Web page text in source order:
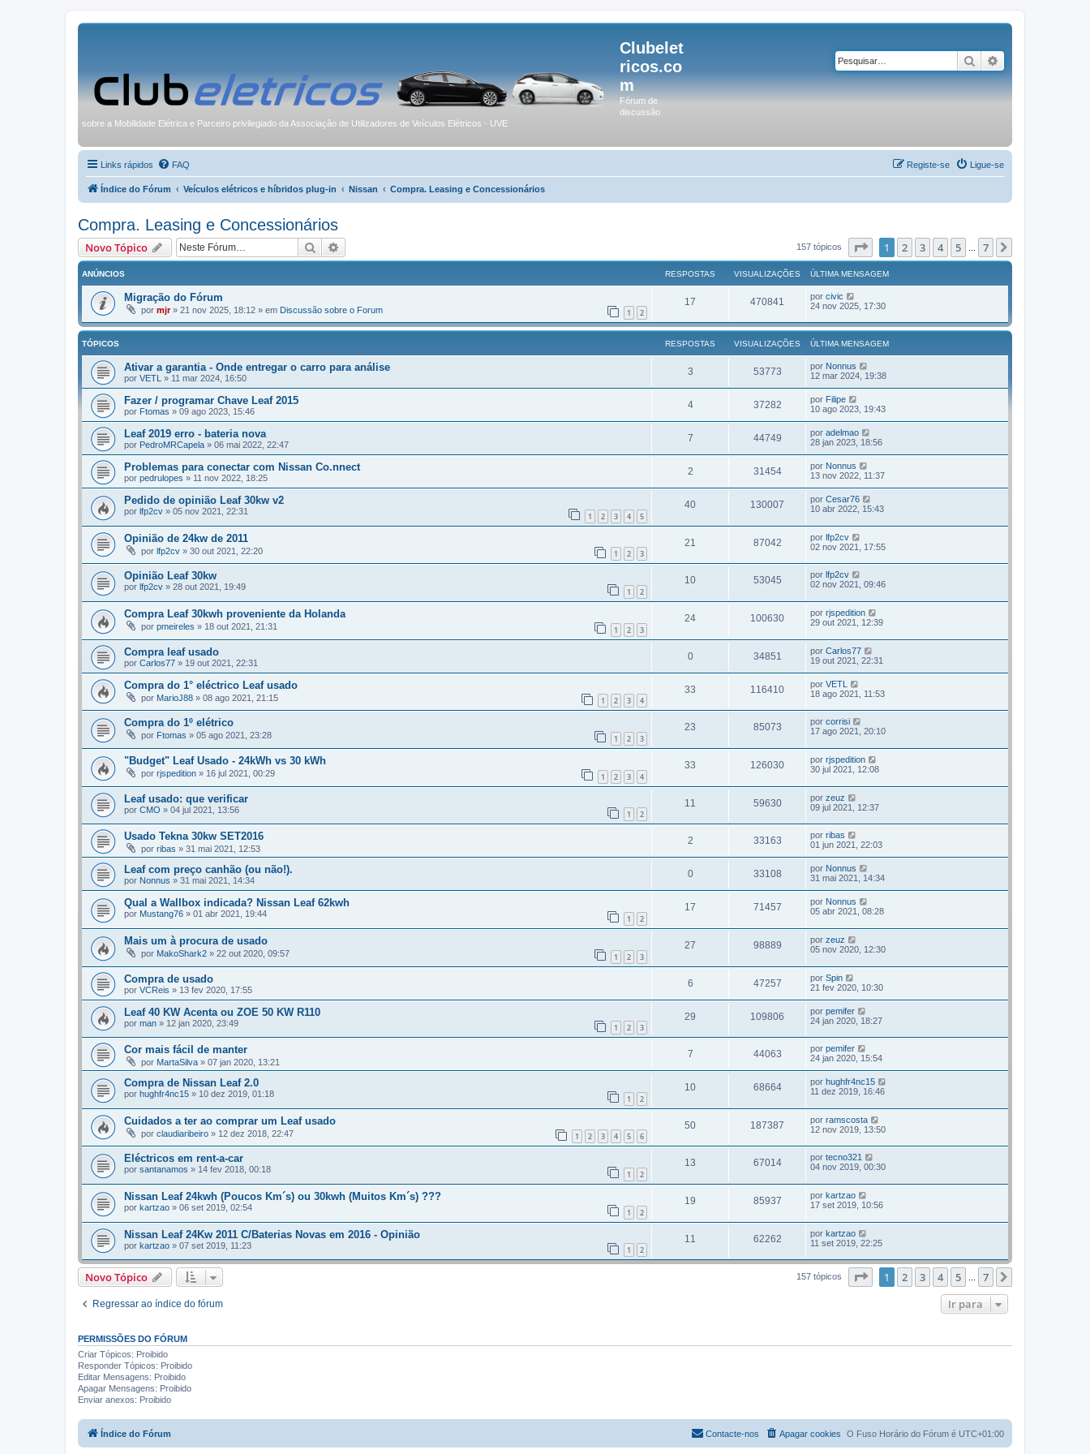
Clubelet
ricos.co
m
Fórum de
discussão
sobre a Mobilidade Elétrica e Parceiro privilegiado da Associação de Utilizadores de Veículos Elétricos - UVE
Pesquisar
Links rápidos FAQ Ligue-se
Registe-se
Índice do Fórum Veículos elétricos e híbridos plug-in Nissan Compra. Leasing e Concessionários
Compra. Leasing e Concessionários
Novo Tópico Pesquisar 157 tópicos Página1 de
1 2 3 4 5 7
ANÚNCIOS RESPOSTAS VISUALIZAÇÕES ÚLTIMA MENSAGEM
Migração do Fórum
por mjr» 21 nov 2025, 18:12 » em Discussão sobre o Forum 1 2
17 470841 por civic
24 nov 2025, 17:30
TÓPICOS RESPOSTAS VISUALIZAÇÕES ÚLTIMA MENSAGEM
Ativar a garantia - Onde entregar o carro para análise
por VETL » 11 mar 2024, 16:50
3 53773 por Nonnus
12 mar 2024, 19:38
Fazer / programar Chave Leaf 2015
por Ftomas » 09 ago 2023, 15:46
4 37282 por Filipe
10 ago 2023, 19:43
Leaf 2019 erro - bateria nova
por PedroMRCapela » 06 mai 2022, 22:47
7 44749 por adelmao
28 jan 2023, 18:56
Problemas para conectar com Nissan Co.nnect
por pedrulopes » 11 nov 2022, 18:25
2 31454 por Nonnus
13 nov 2022, 11:37
Pedido de opinião Leaf 30kw v2
por lfp2cv » 05 nov 2021, 22:31 1 2 3 4 5
40 130007 por Cesar76
10 abr 2022, 15:43
Opinião de 24kw de 2011
por lfp2cv » 30 out 2021, 22:20 1 2 3
21 87042 por lfp2cv
02 nov 2021, 17:55
Opinião Leaf 30kw
por lfp2cv » 28 out 2021, 19:49 1 2
10 53045 por lfp2cv
02 nov 2021, 09:46
Compra Leaf 30kwh proveniente da Holanda
por pmeireles » 18 out 2021, 21:31 1 2 3
24 100630 por rjspedition
29 out 2021, 12:39
Compra leaf usado
por Carlos77 » 19 out 2021, 22:31
0 34851 por Carlos77
19 out 2021, 22:31
Compra do 1° eléctrico Leaf usado
por MarioJ88 » 08 ago 2021, 21:15 1 2 3 4
33 116410 por VETL
18 ago 2021, 11:53
Compra do 1º elétrico
por Ftomas » 05 ago 2021, 23:28 1 2 3
23 85073 por corrisi
17 ago 2021, 20:10
"Budget" Leaf Usado - 24kWh vs 30 kWh
por rjspedition » 16 jul 2021, 00:29 1 2 3 4
33 126030 por rjspedition
30 jul 2021, 12:08
Leaf usado: que verificar
por CMO » 04 jul 2021, 13:56 1 2
11 59630 por zeuz
09 jul 2021, 12:37
Usado Tekna 30kw SET2016
por ribas » 31 mai 2021, 12:53
2 33163 por ribas
01 jun 2021, 22:03
Leaf com preço canhão (ou não!).
por Nonnus » 31 mai 2021, 14:34
0 33108 por Nonnus
31 mai 2021, 14:34
Qual a Wallbox indicada? Nissan Leaf 62kwh
por Mustang76 » 01 abr 2021, 19:44 1 2
17 71457 por Nonnus
05 abr 2021, 08:28
Mais um à procura de usado
por MakoShark2 » 22 out 2020, 09:57 1 2 3
27 98889 por zeuz
05 nov 2020, 12:30
Compra de usado
por VCReis » 13 fev 2020, 17:55
6 47257 por Spin
21 fev 2020, 10:30
Leaf 40 KW Acenta ou ZOE 50 KW R110
por man » 12 jan 2020, 23:49 1 2 3
29 109806 por pemifer
24 jan 2020, 18:27
Cor mais fácil de manter
por MartaSilva » 07 jan 2020, 13:21
7 44063 por pemifer
24 jan 2020, 15:54
Compra de Nissan Leaf 2.0
por hughfr4nc15 » 10 dez 2019, 01:18 1 2
10 68664 por hughfr4nc15
11 dez 2019, 16:46
Cuidados a ter ao comprar um Leaf usado
por claudiaribeiro » 12 dez 2018, 22:47 1 2 3 4 5 6
50 187387 por ramscosta
12 nov 2019, 13:50
Eléctricos em rent-a-car
por santanamos » 14 fev 2018, 00:18 1 2
13 67014 por tecno321
04 nov 2019, 00:30
Nissan Leaf 24kwh (Poucos Km´s) ou 30kwh (Muitos Km´s) ???
por kartzao » 06 set 2019, 02:54 1 2
19 85937 por kartzao
17 set 2019, 10:56
Nissan Leaf 24Kw 2011 C/Baterias Novas em 2016 - Opinião
por kartzao » 07 set 2019, 11:23 1 2
11 62262 por kartzao
11 set 2019, 22:25
Novo Tópico 157 tópicos Página1 de
1 2 3 4 5 7
Regressar ao índice do fórum Ir para
PERMISSÕES DO FÓRUM
Criar Tópicos: Proibido
Responder Tópicos: Proibido
Editar Mensagens: Proibido
Apagar Mensagens: Proibido
Enviar anexos: Proibido
Índice do Fórum O Fuso Horário do Fórum é UTC+01:00
Apagar cookies
Contacte-nos